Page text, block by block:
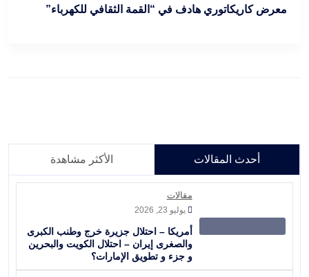
معرض كاريكاتوري هادف في “القمة الثقافي للكهرباء”
أحدث المقالات الأكثر مشاهدة
مقالات
يوليو 23, 2026
أمريكا – احتلال جزيرة خرج وطنب الكبرى
والصغرى إيران – احتلال الكويت والبحرين
و جزء و تطويق الإمارات؟